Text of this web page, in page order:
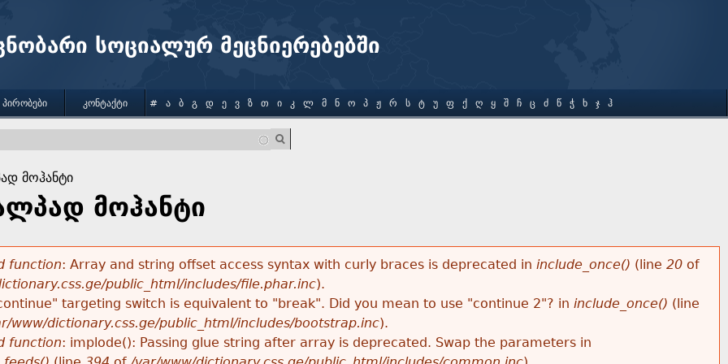
სოციალურ მეცნიერებებში
მოჰანტი
მოჰანტი
function: Array and string offset access syntax with curly braces is deprecated in include_once() (line 20of
public_html/includes/file.phar.inc).
targeting switch is equivalent to "break". Did you mean to use "continue 2"? in include_once() (line
www/dictionary.css.ge/public_html/includes/bootstrap.inc).
function: implode(): Passing glue string after array is deprecated. Swap the parameters in
ᲞᲘᲠᲝᲑᲔᲑᲘ ᲙᲝᲜᲢᲐᲥᲢᲘ # Ა Ბ Გ Დ Ე Ვ Ზ Თ Ი Კ Ლ Მ Ნ Ო Პ Ჟ Რ Ს Ტ Უ Ფ Ქ Ღ Ყ Შ Ჩ Ც Ძ Წ Ჭ Ხ Ჯ Ჰ